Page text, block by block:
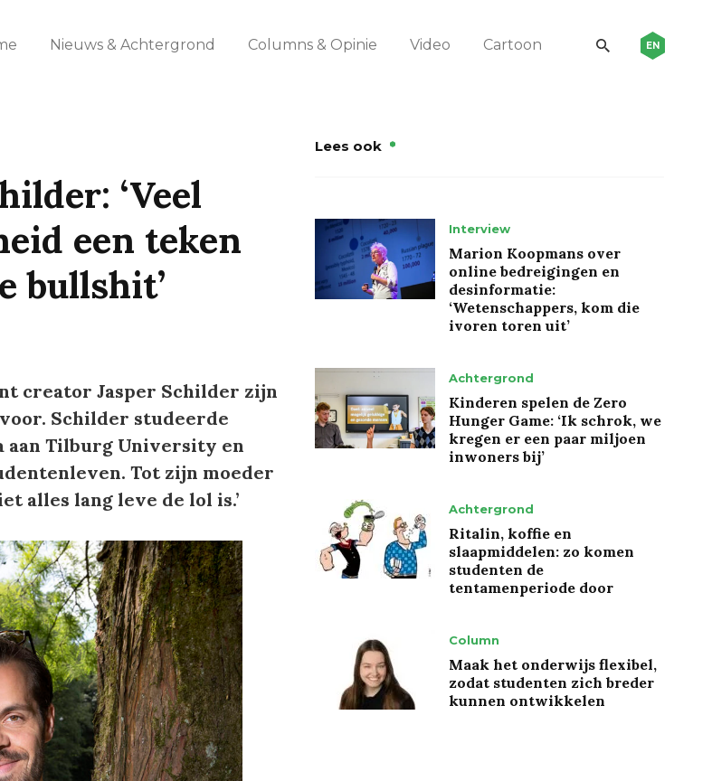
Nieuws & Achtergrond Columns & Opinie Video Cartoon EN
‘Veel
een teken
bullshit’
creator Jasper Schilder zijn
Schilder studeerde
aan Tilburg University en
Tot zijn moeder
alles lang leve de lol is.’
Lees ook
Interview
Marion Koopmans over
online bedreigingen en
desinformatie:
‘Wetenschappers, kom die
ivoren toren uit’
Achtergrond
Kinderen spelen de Zero
Hunger Game: ‘Ik schrok, we
kregen er een paar miljoen
inwoners bij’
Achtergrond
Ritalin, koffie en
slaapmiddelen: zo komen
studenten de
tentamenperiode door
Column
Maak het onderwijs flexibel,
zodat studenten zich breder
kunnen ontwikkelen